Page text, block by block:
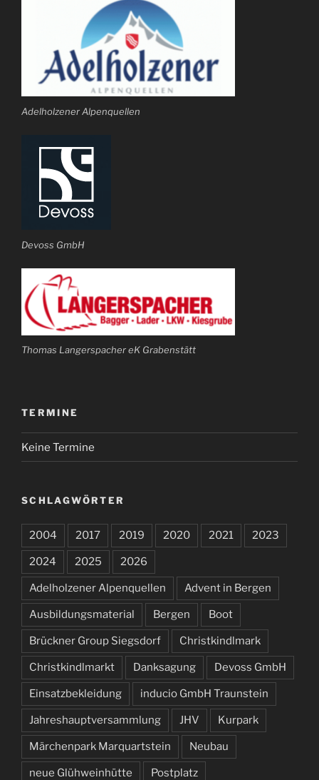
Adelholzener Alpenquellen
Devoss GmbH
Thomas Langerspacher eK Grabenstätt
TERMINE
Keine Termine
SCHLAGWÖRTER
2004 2017 2019 2020 2021 2023
2024 2025 2026
Adelholzener Alpenquellen Advent in Bergen
Ausbildungsmaterial Bergen Boot
Brückner Group Siegsdorf Christkindlmark
Christkindlmarkt Danksagung Devoss GmbH
Einsatzbekleidung inducio GmbH Traunstein
Jahreshauptversammlung JHV Kurpark
Märchenpark Marquartstein Neubau
neue Glühweinhütte Postplatz